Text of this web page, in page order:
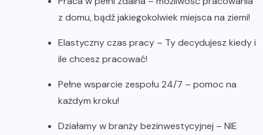
z domu, bądź jakiegokolwiek miejsca na ziemi!
Elastyczny czas pracy – Ty decydujesz kiedy i
ile chcesz pracować!
Pełne wsparcie zespołu 24/7 – pomoc na
każdym kroku!
Działamy w branży bezinwestycyjnej – NIE